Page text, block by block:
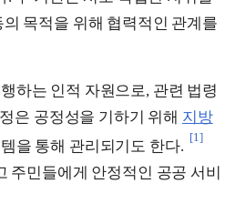
목적을 위해 협력적인 관계를
하는 인적 자원으로, 관련 법령
은 공정성을 기하기 위해 지방
을 통해 관리되기도 한다.
[1]
주민들에게 안정적인 공공 서비